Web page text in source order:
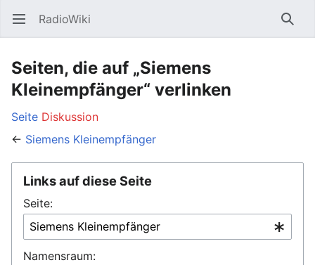
Hauptmenü öffnen RadioWiki
Seiten, die auf „Siemens
Kleinempfänger“ verlinken
Seite Diskussion
← Siemens Kleinempfänger
Links auf diese Seite
Seite:
Namensraum: